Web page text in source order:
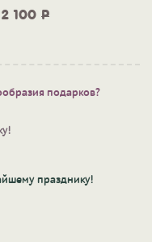
2 100 Р
подарков?
празднику!